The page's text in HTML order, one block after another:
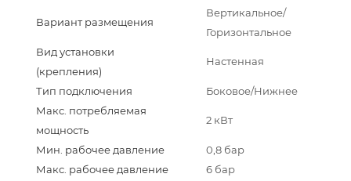
Вариант размещения
Вертикальное/
Горизонтальное
Вид установки
(крепления)
Настенная
Тип подключения
Боковое/Нижнее
Макс. потребляемая
мощность
2 кВт
Мин. рабочее давление
0,8 бар
Макс. рабочее давление
6 бар